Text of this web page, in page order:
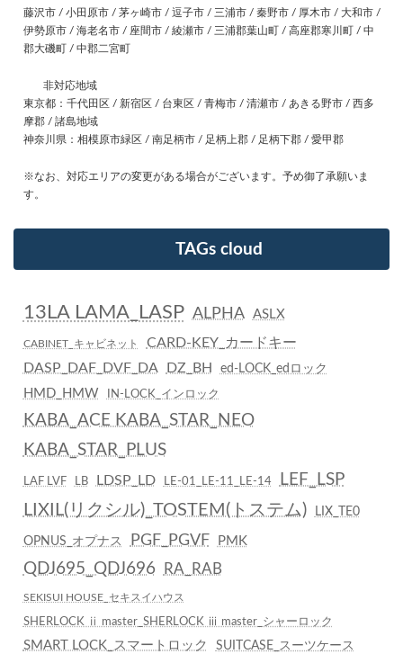
藤沢市 / 小田原市 / 茅ヶ崎市 / 逗子市 / 三浦市 / 秦野市 / 厚木市 / 大和市 /
伊勢原市 / 海老名市 / 座間市 / 綾瀬市 / 三浦郡葉山町 / 高座郡寒川町 / 中
郡大磯町 / 中郡二宮町
非対応地域
東京都：千代田区 / 新宿区 / 台東区 / 青梅市 / 清瀬市 / あきる野市 / 西多
摩郡 / 諸島地域
神奈川県：相模原市緑区 / 南足柄市 / 足柄上郡 / 足柄下郡 / 愛甲郡
※なお、対応エリアの変更がある場合がございます。予め御了承願いま
す。
TAGs cloud
13LA LAMA_LASP ALPHA ASLX
CABINET_キャビネット
CARD-KEY_カードキー
DASP_DAF_DVF_DA
DZ_BH ed-LOCK_edロック
HMD_HMW IN-LOCK_インロック
KABA_ACE KABA_STAR_NEO
KABA_STAR_PLUS
LAF LVF LB LDSP_LD LE-01_LE-11_LE-14 LEF_LSP
LIXIL(リクシル)_TOSTEM(トステム) LIX_TE0
OPNUS_オプナス PGF_PGVF PMK
QDJ695_QDJ696 RA_RAB
SEKISUI HOUSE_セキスイハウス
SHERLOCK ⅱ master_SHERLOCK ⅲ master_シャーロック
SMART LOCK_スマートロック
SUITCASE_スーツケース